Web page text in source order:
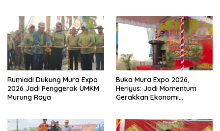
Rumiadi Dukung Mura Expo
2026 Jadi Penggerak UMKM
Murung Raya
Buka Mura Expo 2026,
Heriyus: Jadi Momentum
Gerakkan Ekonomi